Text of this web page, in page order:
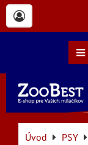
Úvod PSY